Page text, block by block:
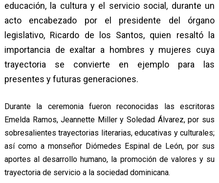
educación, la cultura y el servicio social, durante un
acto encabezado por el presidente del órgano
legislativo, Ricardo de los Santos, quien resaltó la
importancia de exaltar a hombres y mujeres cuya
trayectoria se convierte en ejemplo para las
presentes y futuras generaciones.
Durante la ceremonia fueron reconocidas las escritoras
Emelda Ramos, Jeannette Miller y Soledad Álvarez, por sus
sobresalientes trayectorias literarias, educativas y culturales;
así como a monseñor Diómedes Espinal de León, por sus
aportes al desarrollo humano, la promoción de valores y su
trayectoria de servicio a la sociedad dominicana.